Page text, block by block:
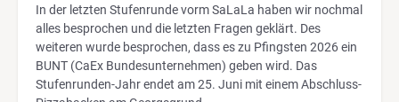
In der letzten Stufenrunde vorm SaLaLa haben wir nochmal
alles besprochen und die letzten Fragen geklärt. Des
weiteren wurde besprochen, dass es zu Pfingsten 2026 ein
BUNT (CaEx Bundesunternehmen) geben wird. Das
Stufenrunden-Jahr endet am 25. Juni mit einem Abschluss-